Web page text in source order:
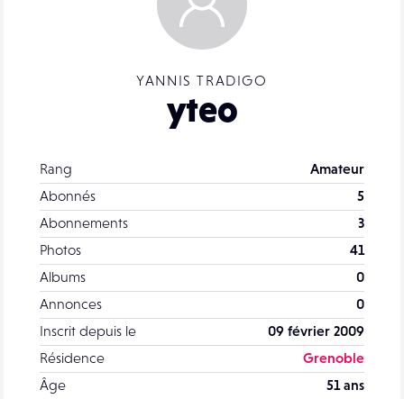
YANNIS TRADIGO
yteo
Rang
Amateur
Abonnés
5
Abonnements
3
Photos
41
Albums
0
Annonces
0
Inscrit depuis le
09 février 2009
Résidence
Grenoble
Âge
51 ans